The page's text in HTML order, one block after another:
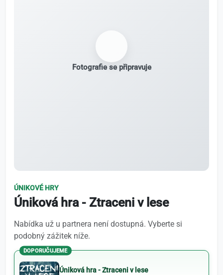
Fotografie se připravuje
ÚNIKOVÉ HRY
Úniková hra - Ztraceni v lese
Nabídka už u partnera není dostupná. Vyberte si
podobný zážitek níže.
DOPORUČUJEME
Úniková hra - Ztraceni v lese